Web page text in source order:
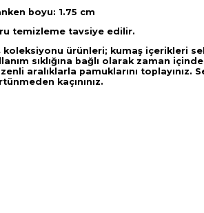
boyu: 1.75 cm
temizleme tavsiye edilir.
koleksiyonu ürünleri; kumaş içerikleri
sıklığına bağlı olarak zaman
aralıklarla pamuklarını toplayınız.
kaçınınız.